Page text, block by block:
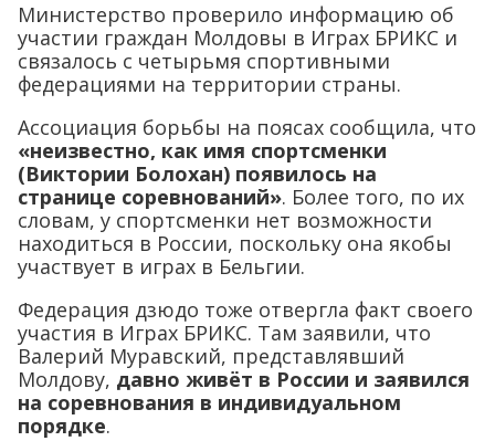
Министерство проверило информацию об
участии граждан Молдовы в Играх БРИКС и
связалось с четырьмя спортивными
федерациями на территории страны.
Ассоциация борьбы на поясах сообщила, что
«неизвестно, как имя спортсменки
(Виктории Болохан) появилось на
странице соревнований». Более того, по их
словам, у спортсменки нет возможности
находиться в России, поскольку она якобы
участвует в играх в Бельгии.
Федерация дзюдо тоже отвергла факт своего
участия в Играх БРИКС. Там заявили, что
Валерий Муравский, представлявший
Молдову, давно живёт в России и заявился
на соревнования в индивидуальном
порядке.